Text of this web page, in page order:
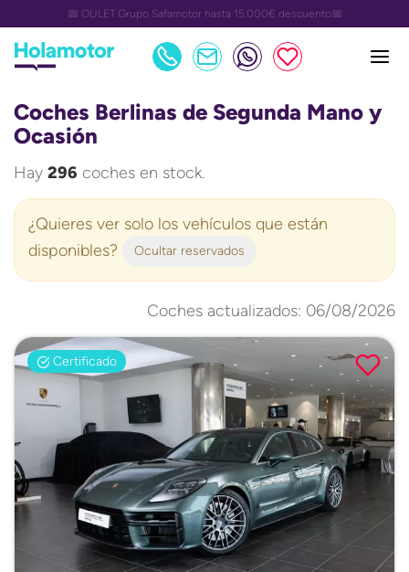
📅 OULET Grupo Safamotor hasta 15.000€ descuento📅
Coches Berlinas de Segunda Mano y
Ocasión
Hay 296 coches en stock.
¿Quieres ver solo los vehículos que están
disponibles?
Ocultar reservados
Coches actualizados: 06/08/2026
Certificado